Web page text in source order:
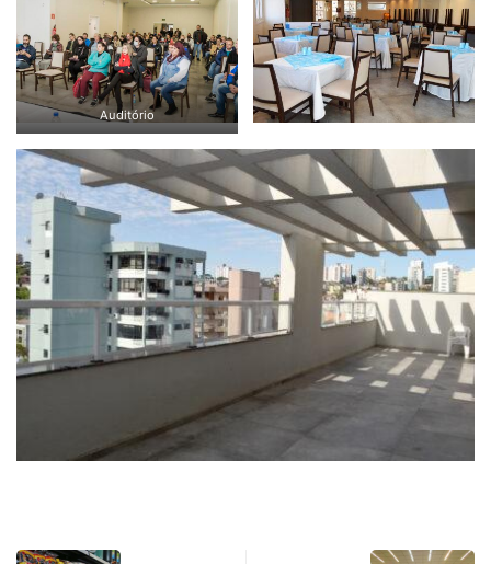
Auditório